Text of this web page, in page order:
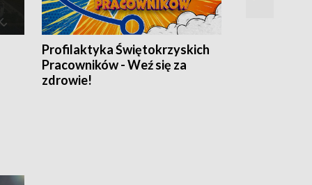
Profilaktyka Świętokrzyskich
Pracowników - Weź się za
zdrowie!